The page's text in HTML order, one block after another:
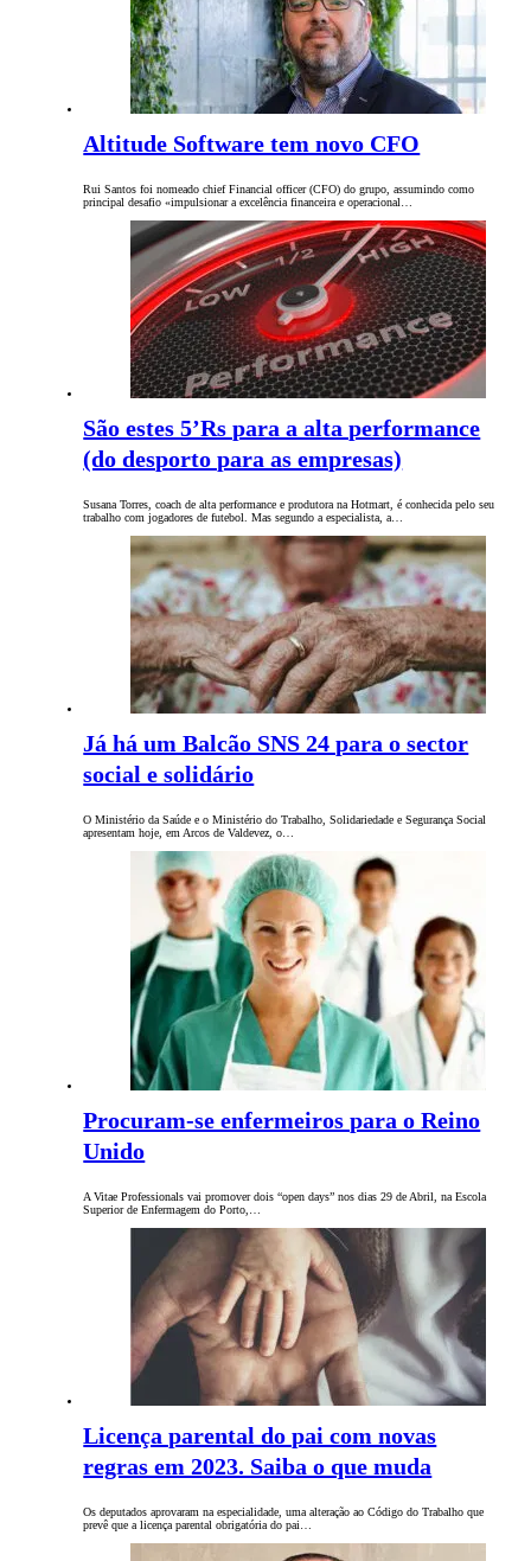
Altitude Software tem novo CFO
Rui Santos foi nomeado chief Financial officer (CFO) do grupo, assumindo como
principal desafio «impulsionar a excelência financeira e operacional…
São estes 5’Rs para a alta performance
(do desporto para as empresas)
Susana Torres, coach de alta performance e produtora na Hotmart, é conhecida pelo seu
trabalho com jogadores de futebol. Mas segundo a especialista, a…
Já há um Balcão SNS 24 para o sector
social e solidário
O Ministério da Saúde e o Ministério do Trabalho, Solidariedade e Segurança Social
apresentam hoje, em Arcos de Valdevez, o…
Procuram-se enfermeiros para o Reino
Unido
A Vitae Professionals vai promover dois “open days” nos dias 29 de Abril, na Escola
Superior de Enfermagem do Porto,…
Licença parental do pai com novas
regras em 2023. Saiba o que muda
Os deputados aprovaram na especialidade, uma alteração ao Código do Trabalho que
prevê que a licença parental obrigatória do pai…